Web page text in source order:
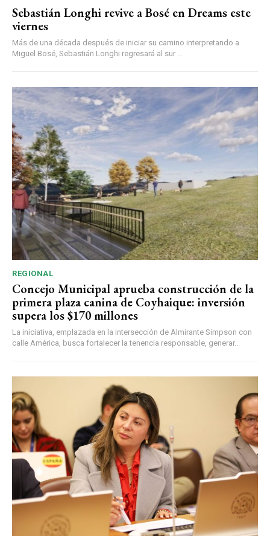
Sebastián Longhi revive a Bosé en Dreams este
viernes
Más de una década después de iniciar su camino interpretando a
Miguel Bosé, Sebastián Longhi regresará al sur ...
REGIONAL
Concejo Municipal aprueba construcción de la
primera plaza canina de Coyhaique: inversión
supera los $170 millones
La iniciativa, emplazada en la intersección de Almirante Simpson con
calle América, busca fortalecer la tenencia responsable, generar...